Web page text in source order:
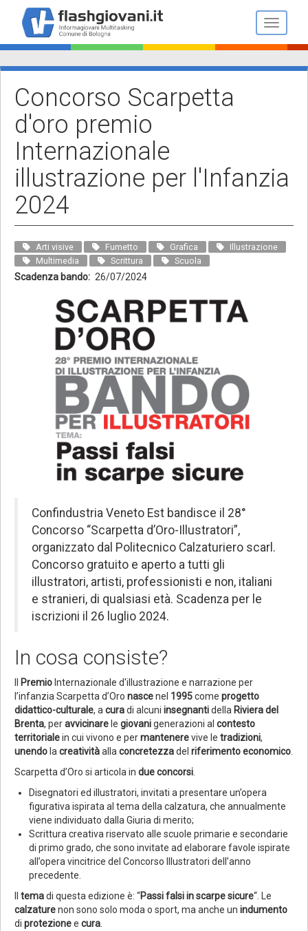
contenuto
principale
Toggle
Concorso Scarpetta
d'oro premio
Internazionale
illustrazione per l'Infanzia
2024
Arti visive Fumetto Grafica
Illustrazione
Multimedia
Scrittura Scuola
Scadenza bando 26/07/2024
Confindustria Veneto Est bandisce il 28°
Concorso “Scarpetta d’Oro-Illustratori”,
organizzato dal Politecnico Calzaturiero scarl.
Concorso gratuito e aperto a tutti gli
illustratori, artisti, professionisti e non, italiani
e stranieri, di qualsiasi età. Scadenza per le
iscrizioni il 26 luglio 2024.
In cosa consiste?
Premio Internazionale d'illustrazione e narrazione per
l’infanzia Scarpetta d’Oro nascenel 1995come progetto
didattico-culturale, a curadi alcuni insegnantidella Riviera del
Brenta, peravvicinare le giovanigenerazioni al contesto
territorialein cui vivono e permantenerevive le tradizioni,
unendo la creativitàalla concretezzadel riferimentoeconomico
Scarpetta d’Oro si articola in due concorsi
Disegnatori ed illustratori, invitati a presentare un’opera
figurativa ispirata al tema della calzatura, che annualmente
viene individuato dalla Giuria di merito;
Scrittura creativa riservato alle scuole primarie e secondarie
di primo grado, che sono invitate ad elaborare favole ispirate
all’opera vincitrice del Concorso Illustratori dell’anno
precedente.
temadi questa edizione è: “Passi falsi in scarpe sicure“. Le
calzaturenon sono solo moda o sport, ma anche un indumento
di protezionee cura